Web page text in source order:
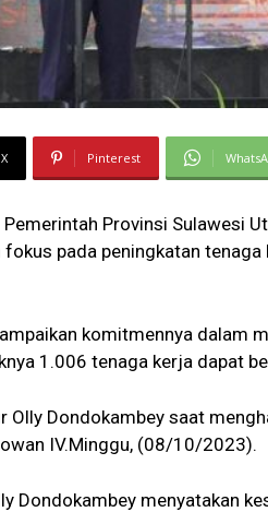
X Pinterest
Pemerintah Provinsi Sulawesi
pada peningkatan
komitmennya dalam
1.006 tenaga kerja dapat
Olly Dondokambey saat
IV.Minggu, (08/10/2023).
Dondokambey menyatakan